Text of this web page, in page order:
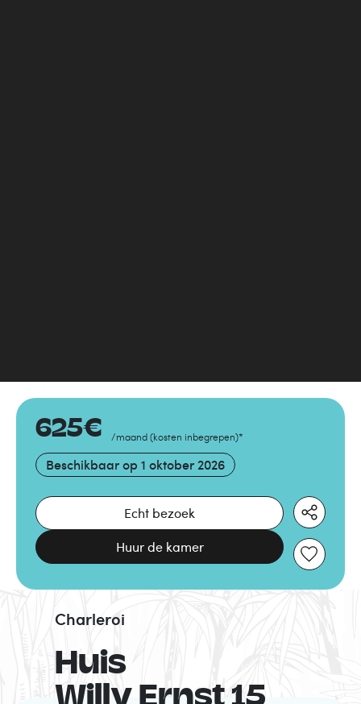
625€ /maand (kosten inbegrepen)*
Beschikbaar op 1 oktober 2026
Echt bezoek
Huur de kamer
Huis
Charleroi